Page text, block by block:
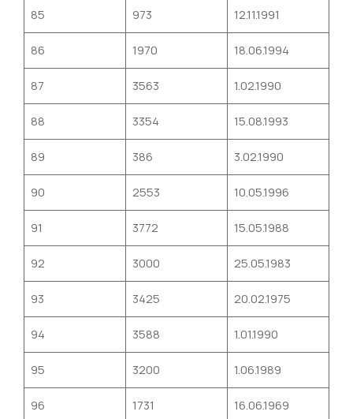
85 973 12.11.1991
86 1970 18.06.1994
87 3563 1.02.1990
88 3354 15.08.1993
89 386 3.02.1990
90 2553 10.05.1996
91 3772 15.05.1988
92 3000 25.05.1983
93 3425 20.02.1975
94 3588 1.01.1990
95 3200 1.06.1989
96 1731 16.06.1969